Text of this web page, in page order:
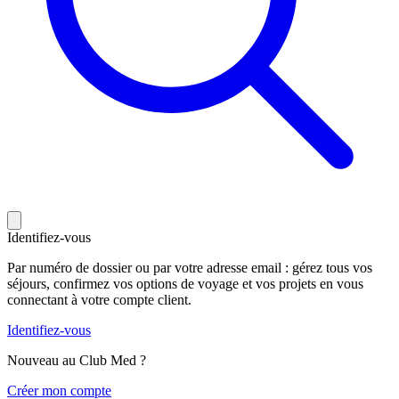
Identifiez-vous
Par numéro de dossier ou par votre adresse email : gérez tous vos
séjours, confirmez vos options de voyage et vos projets en vous
connectant à votre compte client.
Identifiez-vous
Nouveau au Club Med ?
Créer mon compte